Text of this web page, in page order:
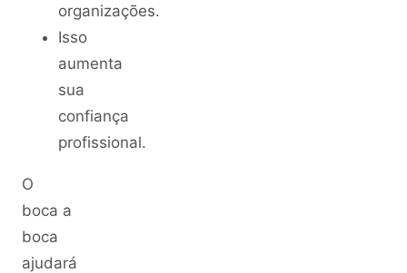
organizações.
Isso
aumenta
sua
confiança
profissional.
O
boca a
boca
ajudará